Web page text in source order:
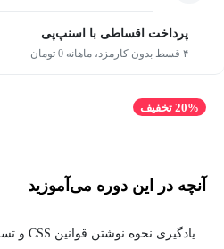
پرداخت اقساطی با اسنپ‌پی
۴ قسط بدون کارمزد، ماهانه 0 تومان
20% تخفیف
آنچه در این دوره می‌آموزید
یادگیری نحوه نوشتن قوانین CSS و تست کدها